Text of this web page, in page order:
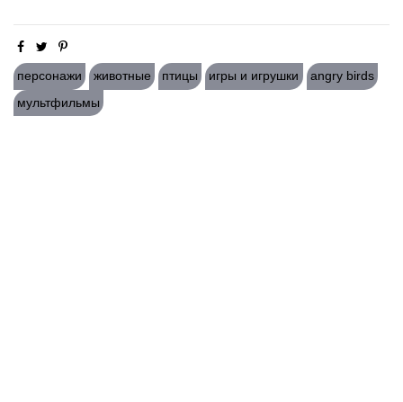
персонажи животные птицы игры и игрушки
angry birds
мультфильмы